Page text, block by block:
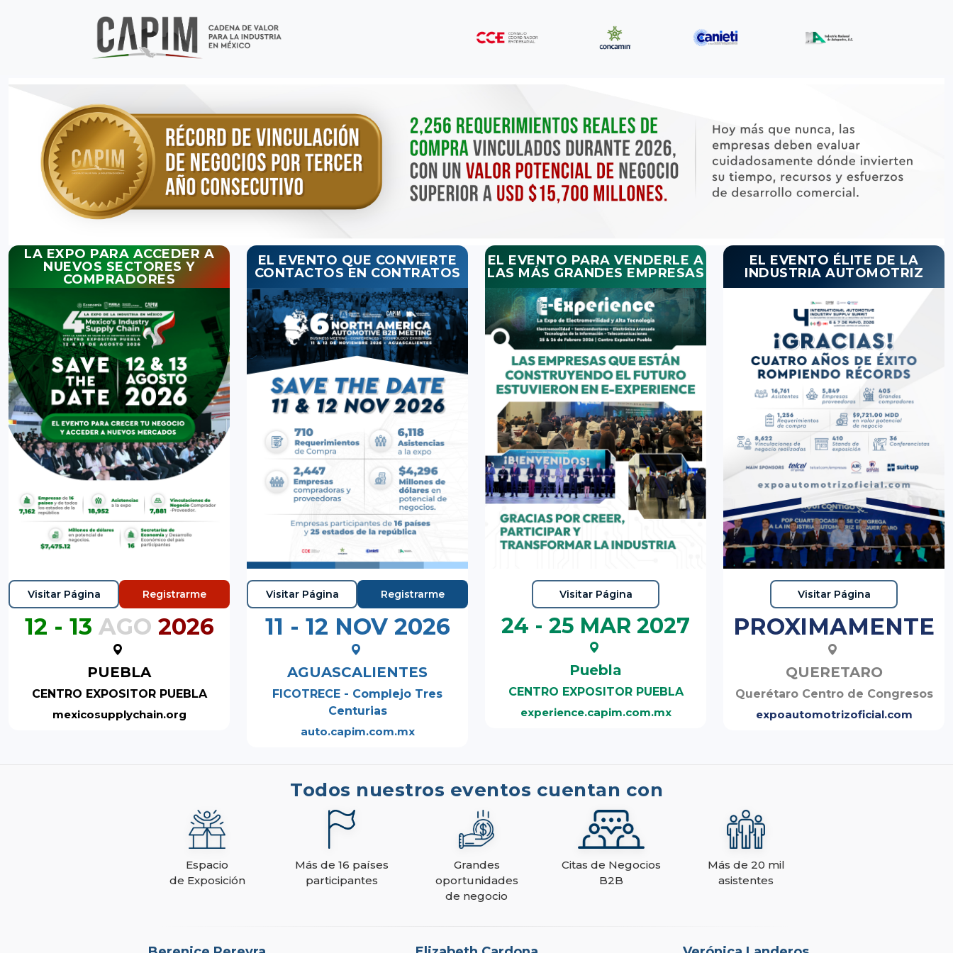
LA EXPO PARA ACCEDER A
NUEVOS SECTORES Y
COMPRADORES
Visitar Página Registrarme
12 - 13 AGO 2026
PUEBLA
CENTRO EXPOSITOR PUEBLA
mexicosupplychain.org
EL EVENTO QUE CONVIERTE
CONTACTOS EN CONTRATOS
Visitar Página Registrarme
11 - 12 NOV 2026
AGUASCALIENTES
FICOTRECE - Complejo Tres
Centurias
auto.capim.com.mx
EL EVENTO PARA VENDERLE A
LAS MÁS GRANDES EMPRESAS
Visitar Página
24 - 25 MAR 2027
Puebla
CENTRO EXPOSITOR PUEBLA
experience.capim.com.mx
EL EVENTO ÉLITE DE LA
INDUSTRIA AUTOMOTRIZ
Visitar Página
PROXIMAMENTE
QUERETARO
Querétaro Centro de Congresos
expoautomotrizoficial.com
Todos nuestros eventos cuentan con
Espacio
de Exposición
Más de 16 países
participantes
Grandes
oportunidades
de negocio
Citas de Negocios
B2B
Más de 20 mil
asistentes